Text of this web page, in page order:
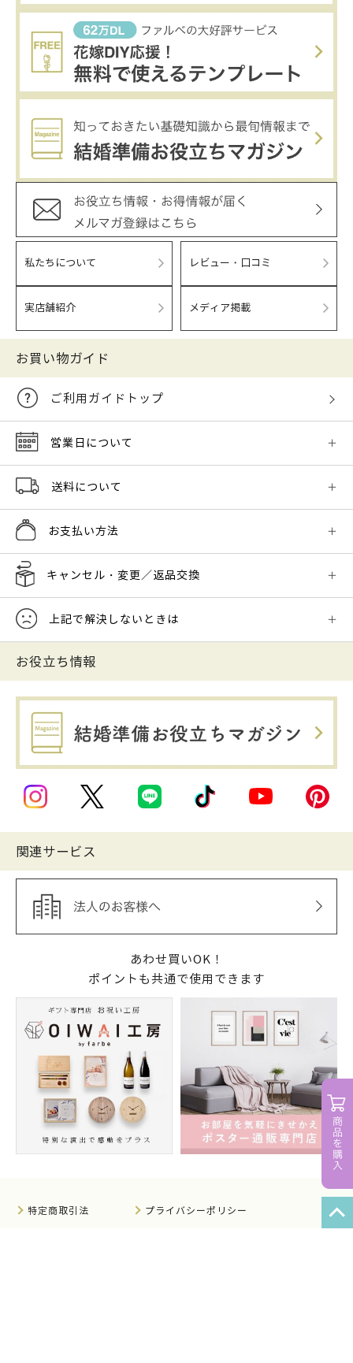
私たちについて レビュー・口コミ
実店舗紹介 メディア掲載
お買い物ガイド
ご利用ガイドトップ
営業日について
送料について
お支払い方法
キャンセル・変更／返品交換
上記で解決しないときは
お役立ち情報
関連サービス
あわせ買いOK！
ポイントも共通で使用できます
特定商取引法 プライバシーポリシー